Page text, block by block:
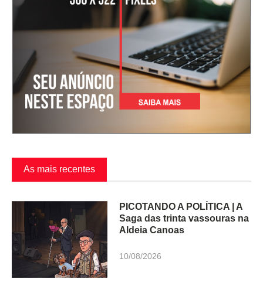
As mais recentes
PICOTANDO A POLÍTICA | A
Saga das trinta vassouras na
Aldeia Canoas
10/08/2026